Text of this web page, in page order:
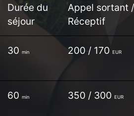
Durée du
séjour
Appel sortant /
Réceptif
30 min 200 / 170 EUR
60 min 350 / 300 EUR